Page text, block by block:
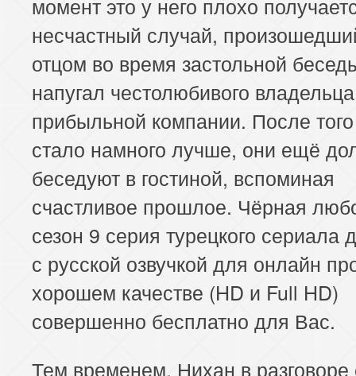
несчастный случай,
отцом во время застольной
напугал честолюбивого владельца
прибыльной компании. После
стало намного лучше, они ещё
беседуют в гостиной, вспоминая
счастливое прошлое. Чёрная
сезон 9 серия турецкого сериала
с русской озвучкой для онлайн
хорошем качестве (HD и Full HD)
совершенно бесплатно для Вас.
Тем временем, Нихан в